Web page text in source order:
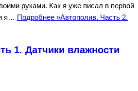
руками. Как я уже писал в первой
я… Подробнее »Автополив. Часть 2.
1. Датчики влажности